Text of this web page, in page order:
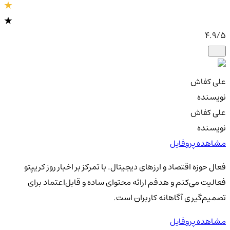
4.9/5
علی کفاش
نویسنده
علی کفاش
نویسنده
مشاهده پروفایل
فعال حوزه اقتصاد و ارزهای دیجیتال. با تمرکز بر اخبار روز کریپتو
فعالیت می‌کنم و هدفم ارائه محتوای ساده و قابل‌اعتماد برای
تصمیم‌گیری آگاهانه کاربران است.
مشاهده پروفایل